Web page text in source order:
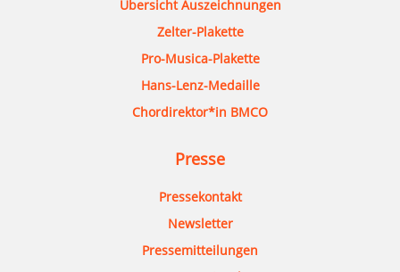
Übersicht Auszeichnungen
Zelter-Plakette
Pro-Musica-Plakette
Hans-Lenz-Medaille
Chordirektor*in BMCO
Presse
Pressekontakt
Newsletter
Pressemitteilungen